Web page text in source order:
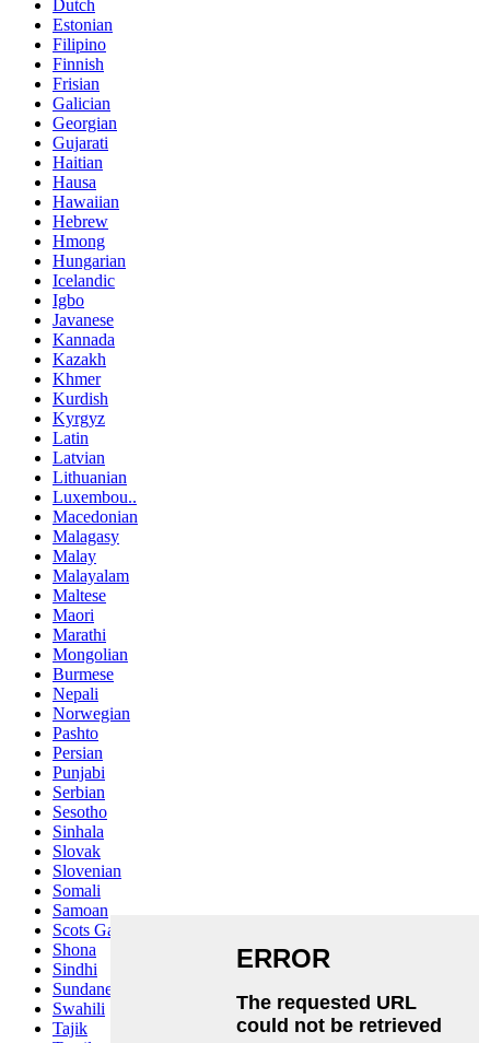
Dutch
Estonian
Filipino
Finnish
Frisian
Galician
Georgian
Gujarati
Haitian
Hausa
Hawaiian
Hebrew
Hmong
Hungarian
Icelandic
Igbo
Javanese
Kannada
Kazakh
Khmer
Kurdish
Kyrgyz
Latin
Latvian
Lithuanian
Luxembou..
Macedonian
Malagasy
Malay
Malayalam
Maltese
Maori
Marathi
Mongolian
Burmese
Nepali
Norwegian
Pashto
Persian
Punjabi
Serbian
Sesotho
Sinhala
Slovak
Slovenian
Somali
Samoan
Scots Gaelic
Shona
Sindhi
Sundanese
Swahili
Tajik